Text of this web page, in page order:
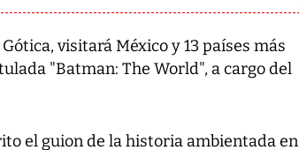
visitará México y 13 países más
"Batman: The World", a cargo del
el guion de la historia ambientada en